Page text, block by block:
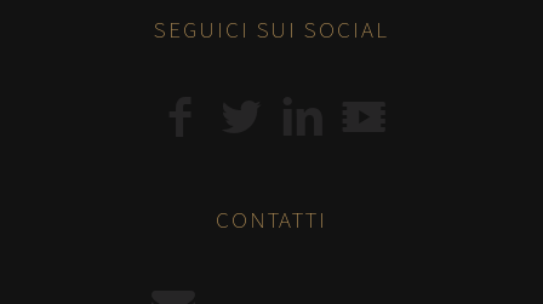
SEGUICI SUI SOCIAL
CONTATTI